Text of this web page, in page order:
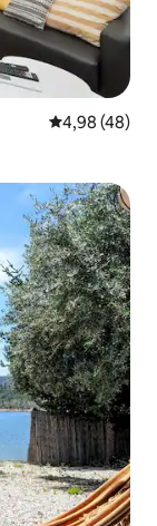
4,98 de uma
4,98 (48)